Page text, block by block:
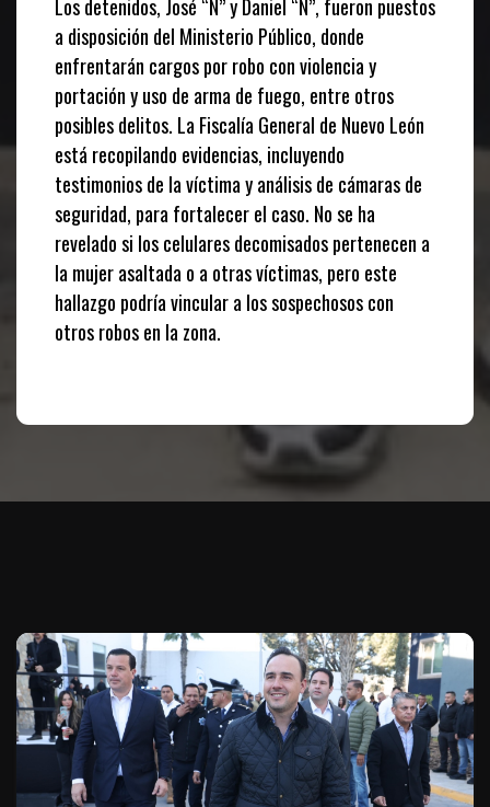
Los detenidos, José “N” y Daniel “N”, fueron puestos
a disposición del Ministerio Público, donde
enfrentarán cargos por robo con violencia y
portación y uso de arma de fuego, entre otros
posibles delitos. La Fiscalía General de Nuevo León
está recopilando evidencias, incluyendo
testimonios de la víctima y análisis de cámaras de
seguridad, para fortalecer el caso. No se ha
revelado si los celulares decomisados pertenecen a
la mujer asaltada o a otras víctimas, pero este
hallazgo podría vincular a los sospechosos con
otros robos en la zona.